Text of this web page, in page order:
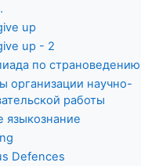
up
up - 2
по страноведению
организации научно-
работы
Defences